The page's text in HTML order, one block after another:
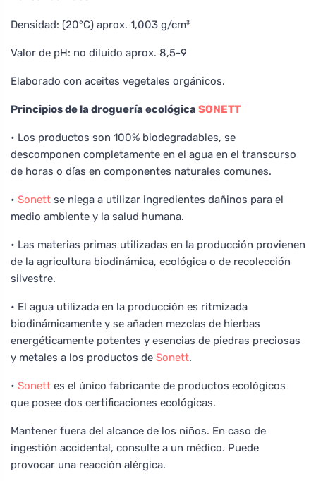
Densidad: (20°C) aprox. 1,003 g/cm³
Valor de pH: no diluido aprox. 8,5-9
Elaborado con aceites vegetales orgánicos.
Principios de la droguería ecológica SONETT
• Los productos son 100% biodegradables, se
descomponen completamente en el agua en el transcurso
de horas o días en componentes naturales comunes.
• Sonett se niega a utilizar ingredientes dañinos para el
medio ambiente y la salud humana.
• Las materias primas utilizadas en la producción provienen
de la agricultura biodinámica, ecológica o de recolección
silvestre.
• El agua utilizada en la producción es ritmizada
biodinámicamente y se añaden mezclas de hierbas
energéticamente potentes y esencias de piedras preciosas
y metales a los productos de Sonett.
• Sonett es el único fabricante de productos ecológicos
que posee dos certificaciones ecológicas.
Mantener fuera del alcance de los niños. En caso de
ingestión accidental, consulte a un médico. Puede
provocar una reacción alérgica.